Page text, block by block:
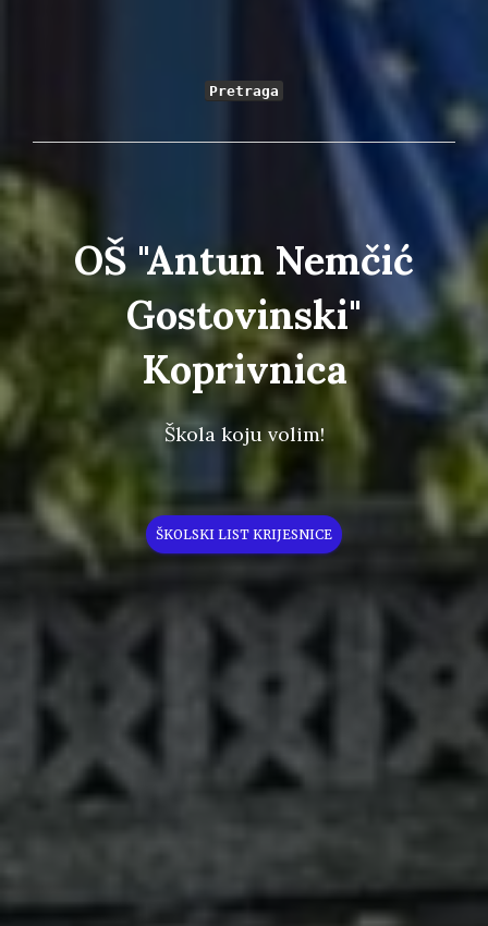
Pretraga
OŠ "Antun Nemčić
Gostovinski"
Koprivnica
Škola koju volim!
ŠKOLSKI LIST KRIJESNICE